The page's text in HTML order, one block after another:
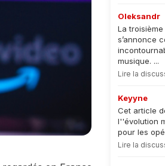
Oleksandr
La
s’annonce
musique. ...
Lire la
Keyyne
Cet article
l''évolution
pour les
Lire la